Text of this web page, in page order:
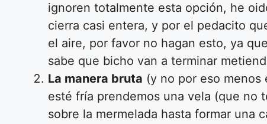
ignoren totalmente esta opción, he
cierra casi entera, y por el pedacito
el aire, por favor no hagan esto, ya
sabe que bicho van a terminar
La manera bruta (y no por eso
esté fría prendemos una vela (que no
sobre la mermelada hasta formar una